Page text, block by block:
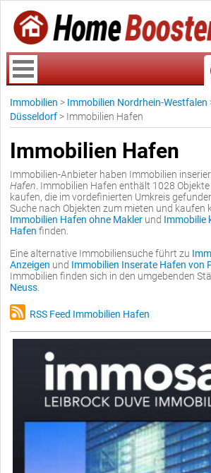
Immobilien > Immobilien Nordrhein-Westfalen
Düsseldorf > Immobilien Hafen
Immobilien Hafen
Immobilien-Anbieter haben Immobilien
Hafen . Immobilien Hafen enthält 1028
kaufen, die im vordefinierten Umkreis
Suche nach Objekten zum mieten und kaufen
Immobilien Hafen ohne Makler und Immobilie
Hafen finden.
Eine alternative Immobiliensuche führt zu
Anzeigen und Immobilien Inserate Hafen von
Immobilien finden sich in den umgebenden
Neuss
RSS Feed Immobilien Hafen